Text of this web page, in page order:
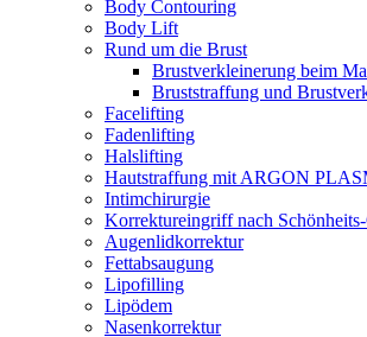
Body Contouring
Body Lift
Rund um die Brust
Brustverkleinerung beim
Bruststraffung und
Facelifting
Fadenlifting
Halslifting
Hautstraffung mit ARGON
Intimchirurgie
Korrektureingriff nach
Augenlidkorrektur
Fettabsaugung
Lipofilling
Lipödem
Nasenkorrektur